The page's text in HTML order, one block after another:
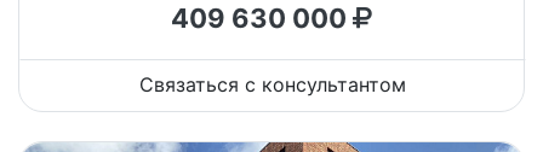
409 630 000
Связаться с консультантом